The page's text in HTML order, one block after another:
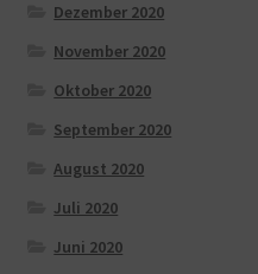
Dezember 2020
November 2020
Oktober 2020
September 2020
August 2020
Juli 2020
Juni 2020